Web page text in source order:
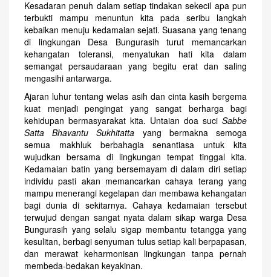
Kesadaran penuh dalam setiap tindakan sekecil apa pun
terbukti mampu menuntun kita pada seribu langkah
kebaikan menuju kedamaian sejati. Suasana yang tenang
di lingkungan Desa Bungurasih turut memancarkan
kehangatan toleransi, menyatukan hati kita dalam
semangat persaudaraan yang begitu erat dan saling
mengasihi antarwarga.
Ajaran luhur tentang welas asih dan cinta kasih bergema
kuat menjadi pengingat yang sangat berharga bagi
kehidupan bermasyarakat kita. Untaian doa suci Sabbe
Satta Bhavantu Sukhitatta yang bermakna semoga
semua makhluk berbahagia senantiasa untuk kita
wujudkan bersama di lingkungan tempat tinggal kita.
Kedamaian batin yang bersemayam di dalam diri setiap
individu pasti akan memancarkan cahaya terang yang
mampu menerangi kegelapan dan membawa kehangatan
bagi dunia di sekitarnya. Cahaya kedamaian tersebut
terwujud dengan sangat nyata dalam sikap warga Desa
Bungurasih yang selalu sigap membantu tetangga yang
kesulitan, berbagi senyuman tulus setiap kali berpapasan,
dan merawat keharmonisan lingkungan tanpa pernah
membeda-bedakan keyakinan.